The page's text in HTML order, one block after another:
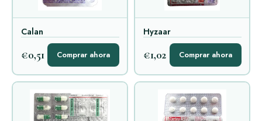
Calan
€0,51 Comprar ahora
Hyzaar
€1,02 Comprar ahora